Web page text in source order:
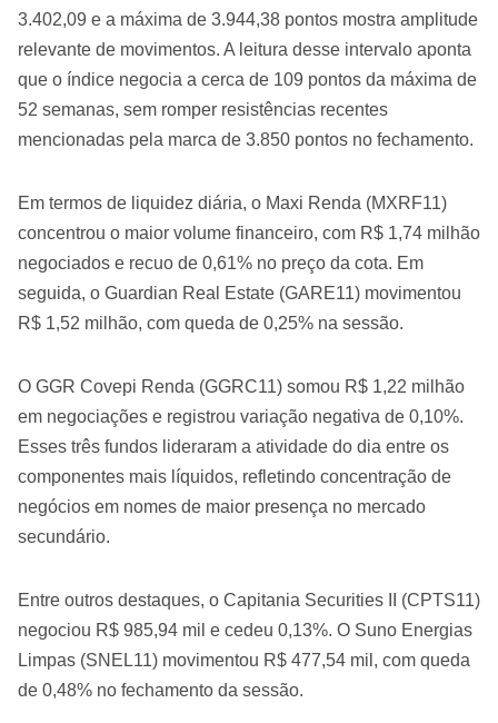
3.402,09 e a máxima de 3.944,38 pontos mostra amplitude
relevante de movimentos. A leitura desse intervalo aponta
que o índice negocia a cerca de 109 pontos da máxima de
52 semanas, sem romper resistências recentes
mencionadas pela marca de 3.850 pontos no fechamento.
Em termos de liquidez diária, o Maxi Renda (MXRF11)
concentrou o maior volume financeiro, com R$ 1,74 milhão
negociados e recuo de 0,61% no preço da cota. Em
seguida, o Guardian Real Estate (GARE11) movimentou
R$ 1,52 milhão, com queda de 0,25% na sessão.
O GGR Covepi Renda (GGRC11) somou R$ 1,22 milhão
em negociações e registrou variação negativa de 0,10%.
Esses três fundos lideraram a atividade do dia entre os
componentes mais líquidos, refletindo concentração de
negócios em nomes de maior presença no mercado
secundário.
Entre outros destaques, o Capitania Securities II (CPTS11)
negociou R$ 985,94 mil e cedeu 0,13%. O Suno Energias
Limpas (SNEL11) movimentou R$ 477,54 mil, com queda
de 0,48% no fechamento da sessão.